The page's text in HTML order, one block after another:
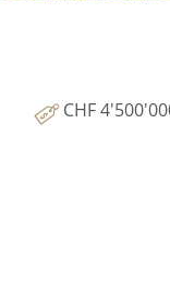
CHF